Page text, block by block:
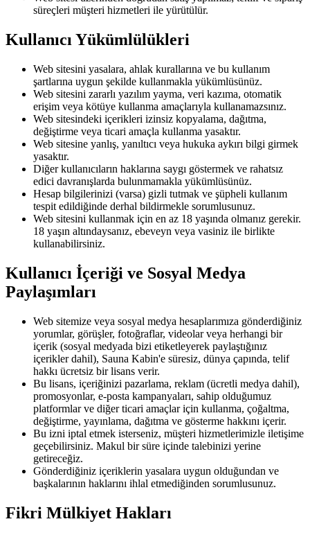
süreçleri müşteri hizmetleri ile yürütülür.
Kullanıcı Yükümlülükleri
Web sitesini yasalara, ahlak kurallarına ve bu kullanım
şartlarına uygun şekilde kullanmakla yükümlüsünüz.
Web sitesini zararlı yazılım yayma, veri kazıma, otomatik
erişim veya kötüye kullanma amaçlarıyla kullanamazsınız.
Web sitesindeki içerikleri izinsiz kopyalama, dağıtma,
değiştirme veya ticari amaçla kullanma yasaktır.
Web sitesine yanlış, yanıltıcı veya hukuka aykırı bilgi girmek
yasaktır.
Diğer kullanıcıların haklarına saygı göstermek ve rahatsız
edici davranışlarda bulunmamakla yükümlüsünüz.
Hesap bilgilerinizi (varsa) gizli tutmak ve şüpheli kullanım
tespit edildiğinde derhal bildirmekle sorumlusunuz.
Web sitesini kullanmak için en az 18 yaşında olmanız gerekir.
18 yaşın altındaysanız, ebeveyn veya vasiniz ile birlikte
kullanabilirsiniz.
Kullanıcı İçeriği ve Sosyal Medya
Paylaşımları
Web sitemize veya sosyal medya hesaplarımıza gönderdiğiniz
yorumlar, görüşler, fotoğraflar, videolar veya herhangi bir
içerik (sosyal medyada bizi etiketleyerek paylaştığınız
içerikler dahil), Sauna Kabin'e süresiz, dünya çapında, telif
hakkı ücretsiz bir lisans verir.
Bu lisans, içeriğinizi pazarlama, reklam (ücretli medya dahil),
promosyonlar, e-posta kampanyaları, sahip olduğumuz
platformlar ve diğer ticari amaçlar için kullanma, çoğaltma,
değiştirme, yayınlama, dağıtma ve gösterme hakkını içerir.
Bu izni iptal etmek isterseniz, müşteri hizmetlerimizle iletişime
geçebilirsiniz. Makul bir süre içinde talebinizi yerine
getireceğiz.
Gönderdiğiniz içeriklerin yasalara uygun olduğundan ve
başkalarının haklarını ihlal etmediğinden sorumlusunuz.
Fikri Mülkiyet Hakları